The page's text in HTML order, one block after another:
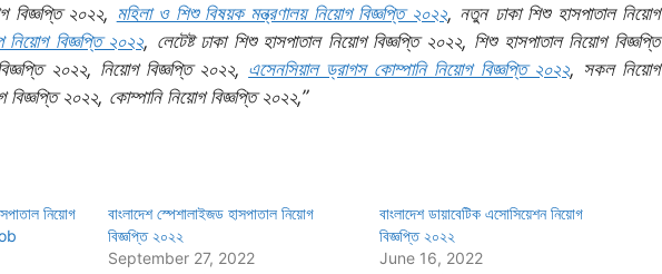
বিজ্ঞপ্তি ২০২২, মহিলা ও শিশু বিষয়ক মন্ত্রণালয় নিয়োগ বিজ্ঞপ্তি ২০২২, নতুন ঢাকা শিশু হাসপাতাল নিয়োগ
নিয়োগ বিজ্ঞপ্তি ২০২২, লেটেষ্ট ঢাকা শিশু হাসপাতাল নিয়োগ বিজ্ঞপ্তি ২০২২, শিশু হাসপাতাল নিয়োগ বিজ্ঞপ্তি
২০২২, নিয়োগ বিজ্ঞপ্তি ২০২২, এসেনসিয়াল ড্রাগস কোম্পানি নিয়োগ বিজ্ঞপ্তি ২০২২, সকল নিয়োগ
২০২২, কোম্পানি নিয়োগ বিজ্ঞপ্তি ২০২২,”
নিয়োগ
বাংলাদেশ স্পেশালাইজড হাসপাতাল নিয়োগ
বিজ্ঞপ্তি ২০২২
September 27, 2022
বাংলাদেশ ডায়াবেটিক এসোসিয়েশন নিয়োগ
বিজ্ঞপ্তি ২০২২
June 16, 2022